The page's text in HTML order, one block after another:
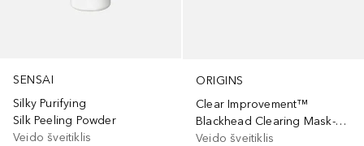
SENSAI
Silky Purifying
Silk Peeling Powder
Veido šveitiklis
ORIGINS
Clear Improvement™
Blackhead Clearing Mask-To-Scrub
Veido šveitiklis